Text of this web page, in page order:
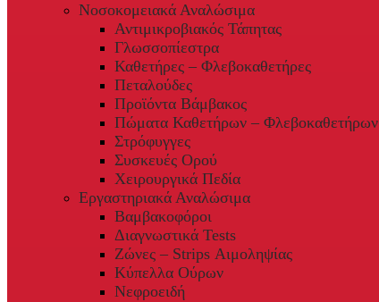
Νοσοκομειακά Αναλώσιμα
Αντιμικροβιακός Τάπητας
Γλωσσοπίεστρα
Καθετήρες – Φλεβοκαθετήρες
Πεταλούδες
Προϊόντα Βάμβακος
Πώματα Καθετήρων – Φλεβοκαθετήρων
Στρόφυγγες
Συσκευές Ορού
Χειρουργικά Πεδία
Εργαστηριακά Αναλώσιμα
Βαμβακοφόροι
Διαγνωστικά Tests
Ζώνες – Strips Αιμοληψίας
Κύπελλα Ούρων
Νεφροειδή